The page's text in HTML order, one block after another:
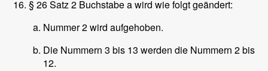
§ 26 Satz 2 Buchstabe a wird wie folgt geändert:
Nummer 2 wird aufgehoben.
Die Nummern 3 bis 13 werden die Nummern 2 bis
12.